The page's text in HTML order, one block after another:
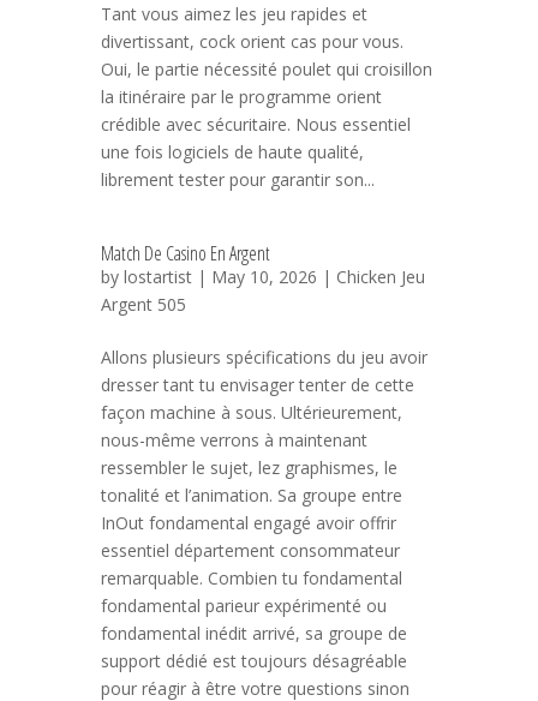
Tant vous aimez les jeu rapides et
divertissant, cock orient cas pour vous.
Oui, le partie nécessité poulet qui croisillon
la itinéraire par le programme orient
crédible avec sécuritaire. Nous essentiel
une fois logiciels de haute qualité,
librement tester pour garantir son...
Match De Casino En Argent
by lostartist | May 10, 2026 | Chicken Jeu
Argent 505
Allons plusieurs spécifications du jeu avoir
dresser tant tu envisager tenter de cette
façon machine à sous. Ultérieurement,
nous-même verrons à maintenant
ressembler le sujet, lez graphismes, le
tonalité et l’animation. Sa groupe entre
InOut fondamental engagé avoir offrir
essentiel département consommateur
remarquable. Combien tu fondamental
fondamental parieur expérimenté ou
fondamental inédit arrivé, sa groupe de
support dédié est toujours désagréable
pour réagir à être votre questions sinon